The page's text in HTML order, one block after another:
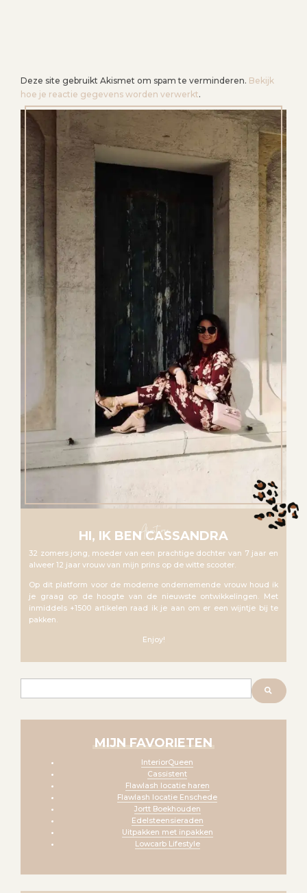
Deze site gebruikt Akismet om spam te verminderen. Bekijk
hoe je reactie gegevens worden verwerkt.
About me
HI, IK BEN CASSANDRA
32 zomers jong, moeder van een prachtige dochter van 7 jaar en
alweer 12 jaar vrouw van mijn prins op de witte scooter.
Op dit platform voor de moderne ondernemende vrouw houd ik
je graag op de hoogte van de nieuwste ontwikkelingen. Met
inmiddels +1500 artikelen raad ik je aan om er een wijntje bij te
pakken.
Enjoy!
MIJN FAVORIETEN
InteriorQueen
Cassistent
Flawlash locatie haren
Flawlash locatie Enschede
Jortt Boekhouden
Edelsteensieraden
Uitpakken met inpakken
Lowcarb Lifestyle